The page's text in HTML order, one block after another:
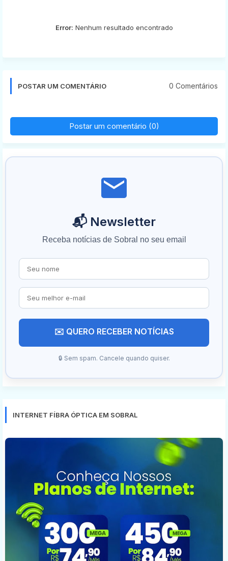
Error: Nenhum resultado encontrado
POSTAR UM COMENTÁRIO 0 Comentários
Postar um comentário (0)
📬 Newsletter
Receba notícias de Sobral no seu email
✉️ QUERO RECEBER NOTÍCIAS
🔒 Sem spam. Cancele quando quiser.
INTERNET FÍBRA ÓPTICA EM SOBRAL